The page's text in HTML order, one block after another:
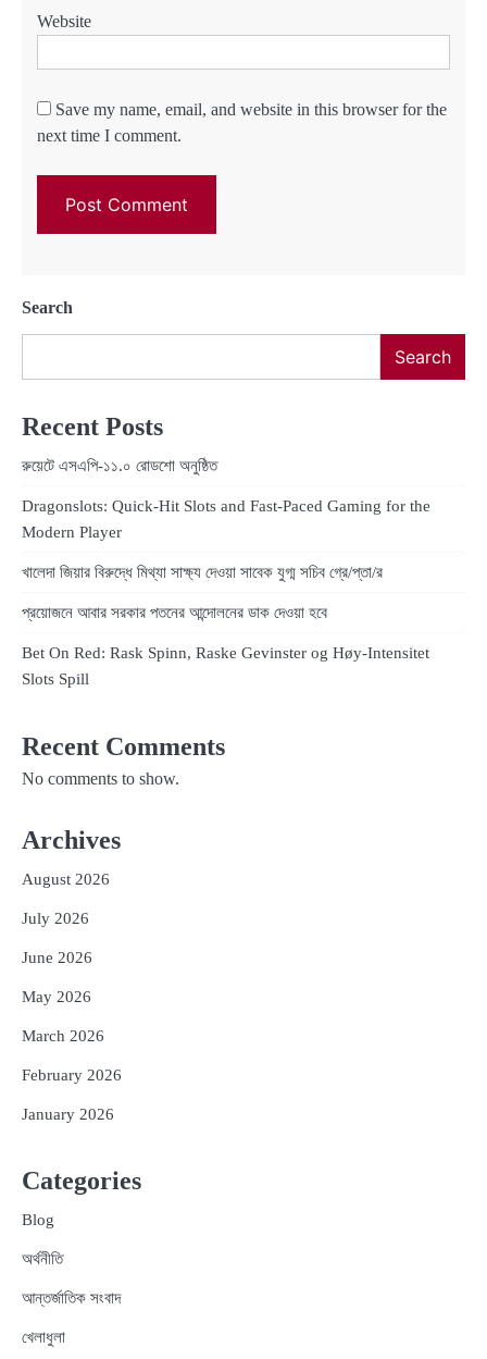
Website
Save my name, email, and website in this browser for the
next time I comment.
Search
Search
Recent Posts
রুয়েটে এসএপি-১১.০ রোডশো অনুষ্ঠিত
Dragonslots: Quick‑Hit Slots and Fast‑Paced Gaming for the
Modern Player
খালেদা জিয়ার বিরুদ্ধে মিথ্যা সাক্ষ্য দেওয়া সাবেক যুগ্ম সচিব গ্রে/প্তা/র
প্রয়োজনে আবার সরকার পতনের আন্দোলনের ডাক দেওয়া হবে
Bet On Red: Rask Spinn, Raske Gevinster og Høy‑Intensitet
Slots Spill
Recent Comments
No comments to show.
Archives
August 2026
July 2026
June 2026
May 2026
March 2026
February 2026
January 2026
Categories
Blog
অর্থনীতি
আন্তর্জাতিক সংবাদ
খেলাধুলা